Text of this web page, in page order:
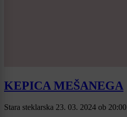
KEPICA MEŠANEGA
Stara steklarska 23. 03. 2024 ob 20:00